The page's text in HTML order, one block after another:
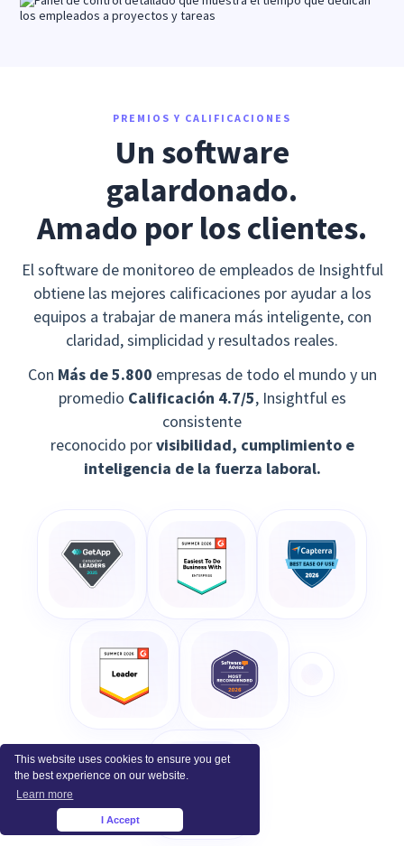
This website uses cookies to ensure you get
the best experience on our website.
Learn more
I Accept
PREMIOS Y CALIFICACIONES
Un software
galardonado.
Amado por los clientes.
El software de monitoreo de empleados de Insightful
obtiene las mejores calificaciones por ayudar a los
equipos a trabajar de manera más inteligente, con
claridad, simplicidad y resultados reales.
Con Más de 5.800 empresas de todo el mundo y un
promedio Calificación 4.7/5, Insightful es
consistente
reconocido porvisibilidad, cumplimiento e
inteligencia de la fuerza laboral.